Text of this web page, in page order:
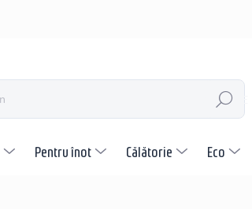
CĂUTARE
Pentru înot Călătorie Eco